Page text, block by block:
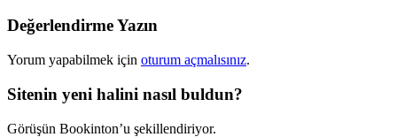
Değerlendirme Yazın
Yorum yapabilmek için oturum açmalısınız.
Sitenin yeni halini nasıl buldun?
Görüşün Bookinton’u şekillendiriyor.